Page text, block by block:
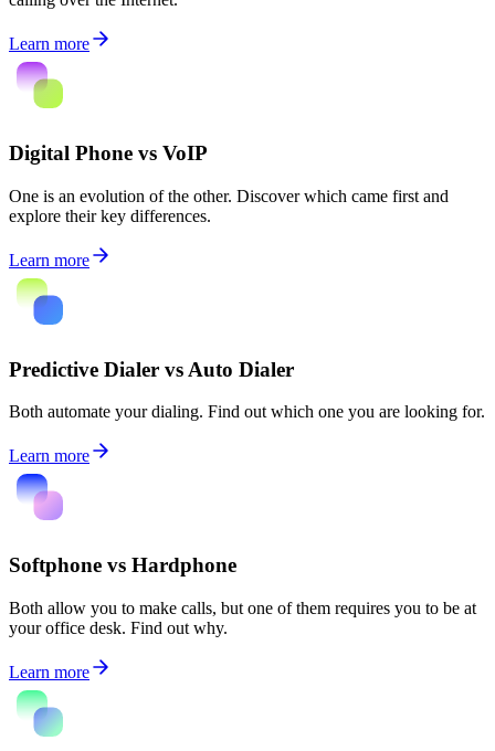
Learn more
Digital Phone vs VoIP
One is an evolution of the other. Discover which came first and
explore their key differences.
Learn more
Predictive Dialer vs Auto Dialer
Both automate your dialing. Find out which one you are looking for.
Learn more
Softphone vs Hardphone
Both allow you to make calls, but one of them requires you to be at
your office desk. Find out why.
Learn more